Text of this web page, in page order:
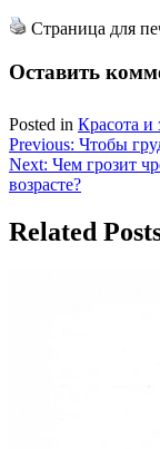
Страница для
Оставить
Posted in Красота и
Навигация
по
Previous: Чтобы
Next: Чем грозит
возрасте?
Related